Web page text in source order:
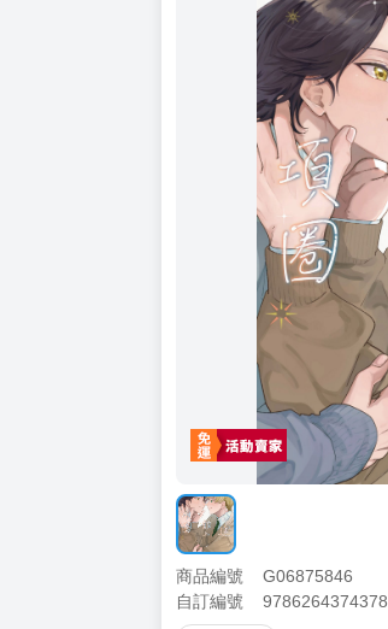
商品編號 G06875846
自訂編號
9786264374378